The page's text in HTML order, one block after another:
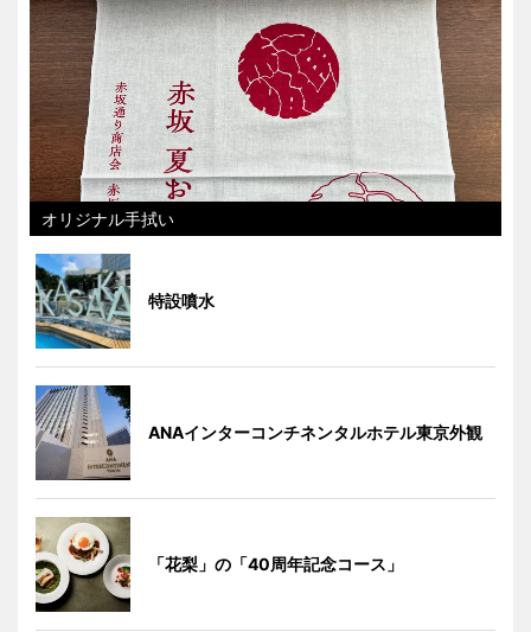
オリジナル手拭い
特設噴水
ANAインターコンチネンタルホテル東京外観
「花梨」の「40周年記念コース」